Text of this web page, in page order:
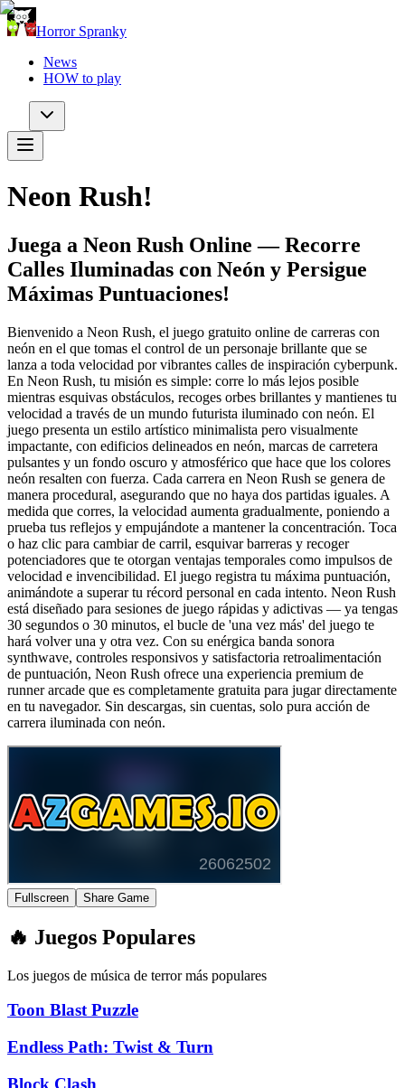
Horror Spranky
News
HOW to play
Neon Rush!
Juega a Neon Rush Online — Recorre
Calles Iluminadas con Neón y Persigue
Máximas Puntuaciones!
Bienvenido a Neon Rush, el juego gratuito online de carreras con
neón en el que tomas el control de un personaje brillante que se
lanza a toda velocidad por vibrantes calles de inspiración cyberpunk.
En Neon Rush, tu misión es simple: corre lo más lejos posible
mientras esquivas obstáculos, recoges orbes brillantes y mantienes tu
velocidad a través de un mundo futurista iluminado con neón. El
juego presenta un estilo artístico minimalista pero visualmente
impactante, con edificios delineados en neón, marcas de carretera
pulsantes y un fondo oscuro y atmosférico que hace que los colores
neón resalten con fuerza. Cada carrera en Neon Rush se genera de
manera procedural, asegurando que no haya dos partidas iguales. A
medida que corres, la velocidad aumenta gradualmente, poniendo a
prueba tus reflejos y empujándote a mantener la concentración. Toca
o haz clic para cambiar de carril, esquivar barreras y recoger
potenciadores que te otorgan ventajas temporales como impulsos de
velocidad e invencibilidad. El juego registra tu máxima puntuación,
animándote a superar tu récord personal en cada intento. Neon Rush
está diseñado para sesiones de juego rápidas y adictivas — ya tengas
30 segundos o 30 minutos, el bucle de 'una vez más' del juego te
hará volver una y otra vez. Con su enérgica banda sonora
synthwave, controles responsivos y satisfactoria retroalimentación
de puntuación, Neon Rush ofrece una experiencia premium de
runner arcade que es completamente gratuita para jugar directamente
en tu navegador. Sin descargas, sin cuentas, solo pura acción de
carrera iluminada con neón.
Fullscreen Share Game
🔥 Juegos Populares
Los juegos de música de terror más populares
Toon Blast Puzzle
Endless Path: Twist & Turn
Block Clash